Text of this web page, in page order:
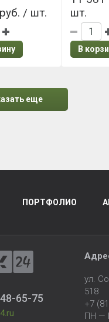
/ шт.
шт.
В
еще
ПОРТФОЛИО
65-75
ул.
518
+7
ПН —